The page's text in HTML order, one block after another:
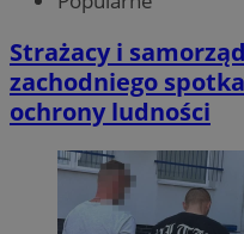
Strażacy i
zachodniego
ochrony ludności